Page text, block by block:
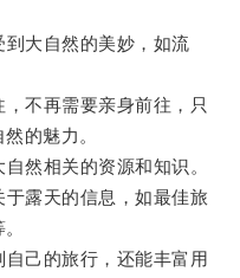
大自然的美妙，如流
不再需要亲身前往，只
的魅力。
然相关的资源和知识。
露天的信息，如最佳旅
己的旅行，还能丰富用